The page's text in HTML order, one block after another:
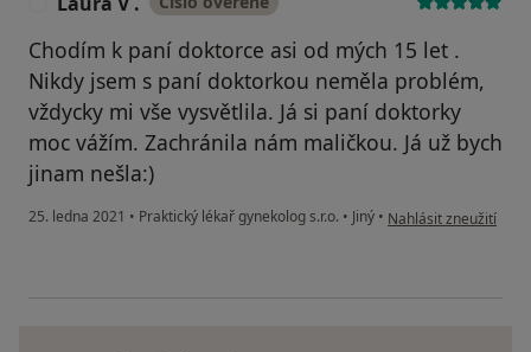
Chodím k paní doktorce asi od mých 15 let .
Nikdy jsem s paní doktorkou neměla problém,
vždycky mi vše vysvětlila. Já si paní doktorky
moc vážím. Zachránila nám maličkou. Já už bych
jinam nešla:)
25. ledna 2021 • Praktický lékař gynekolog s.r.o. • Jiný • podle názoru
Nahlásit zneužití